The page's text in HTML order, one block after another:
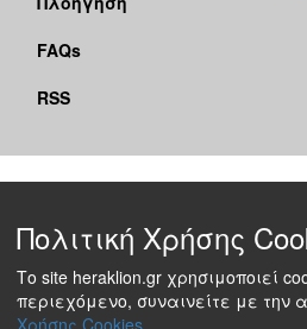
FAQs
RSS
Πολιτική Χρήσης
Το site heraklion.gr χρησιμοποιεί
περιεχόμενο, συναινείτε με την
Χρήσης Cookies